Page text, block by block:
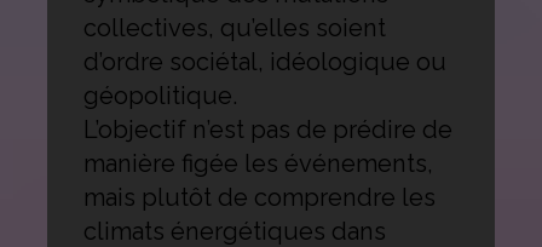
collectives, qu’elles soient
d’ordre sociétal, idéologique ou
géopolitique.
L’objectif n’est pas de prédire de
manière figée les événements,
mais plutôt de comprendre les
climats énergétiques dans